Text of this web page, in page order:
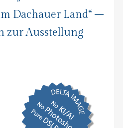
Dachauer Land“ –
zur Ausstellung